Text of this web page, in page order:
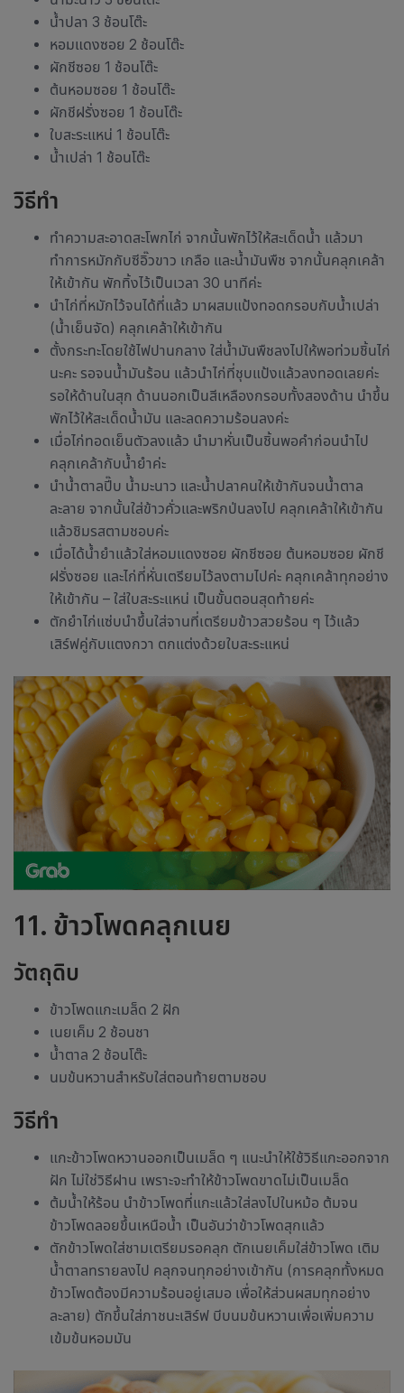
น้ำปลา 3 ช้อนโต๊ะ
หอมแดงซอย 2 ช้อนโต๊ะ
ผักชีซอย 1 ช้อนโต๊ะ
ต้นหอมซอย 1 ช้อนโต๊ะ
ผักชีฝรั่งซอย 1 ช้อนโต๊ะ
ใบสะระแหน่ 1 ช้อนโต๊ะ
น้ำเปล่า 1 ช้อนโต๊ะ
วิธีทำ
ทำความสะอาดสะโพกไก่ จากนั้นพักไว้ให้สะเด็ดน้ำ แล้วมา
ทำการหมักกับซีอิ๊วขาว เกลือ และน้ำมันพืช จากนั้นคลุกเคล้า
ให้เข้ากัน พักทิ้งไว้เป็นเวลา 30 นาทีค่ะ
นำไก่ที่หมักไว้จนได้ที่แล้ว มาผสมแป้งทอดกรอบกับน้ำเปล่า
(น้ำเย็นจัด) คลุกเคล้าให้เข้ากัน
ตั้งกระทะโดยใช้ไฟปานกลาง ใส่น้ำมันพืชลงไปให้พอท่วมชิ้นไก่
นะคะ รอจนน้ำมันร้อน แล้วนำไก่ที่ชุบแป้งแล้วลงทอดเลยค่ะ
รอให้ด้านในสุก ด้านนอกเป็นสีเหลืองกรอบทั้งสองด้าน นำขึ้น
พักไว้ให้สะเด็ดน้ำมัน และลดความร้อนลงค่ะ
เมื่อไก่ทอดเย็นตัวลงแล้ว นำมาหั่นเป็นชิ้นพอคำก่อนนำไป
คลุกเคล้ากับน้ำยำค่ะ
นำน้ำตาลปี๊บ น้ำมะนาว และน้ำปลาคนให้เข้ากันจนน้ำตาล
ละลาย จากนั้นใส่ข้าวคั่วและพริกป่นลงไป คลุกเคล้าให้เข้ากัน
แล้วชิมรสตามชอบค่ะ
เมื่อได้น้ำยำแล้วใส่หอมแดงซอย ผักชีซอย ต้นหอมซอย ผักชี
ฝรั่งซอย และไก่ที่หั่นเตรียมไว้ลงตามไปค่ะ คลุกเคล้าทุกอย่าง
ให้เข้ากัน – ใส่ใบสะระแหน่ เป็นขั้นตอนสุดท้ายค่ะ
ตักยำไก่แซ่บนำขึ้นใส่จานที่เตรียมข้าวสวยร้อน ๆ ไว้แล้ว
เสิร์ฟคู่กับแตงกวา ตกแต่งด้วยใบสะระแหน่
11. ข้าวโพดคลุกเนย
วัตถุดิบ
ข้าวโพดแกะเมล็ด 2 ฝัก
เนยเค็ม 2 ช้อนชา
น้ำตาล 2 ช้อนโต๊ะ
นมข้นหวานสำหรับใส่ตอนท้ายตามชอบ
วิธีทำ
แกะข้าวโพดหวานออกเป็นเมล็ด ๆ แนะนำให้ใช้วิธีแกะออกจาก
ฝัก ไม่ใช่วิธีฝาน เพราะจะทำให้ข้าวโพดขาดไม่เป็นเมล็ด
ต้มน้ำให้ร้อน นำข้าวโพดที่แกะแล้วใส่ลงไปในหม้อ ต้มจน
ข้าวโพดลอยขึ้นเหนือน้ำ เป็นอันว่าข้าวโพดสุกแล้ว
ตักข้าวโพดใส่ชามเตรียมรอคลุก ตักเนยเค็มใส่ข้าวโพด เติม
น้ำตาลทรายลงไป คลุกจนทุกอย่างเข้ากัน (การคลุกทั้งหมด
ข้าวโพดต้องมีความร้อนอยู่เสมอ เพื่อให้ส่วนผสมทุกอย่าง
ละลาย) ตักขึ้นใส่ภาชนะเสิร์ฟ บีบนมข้นหวานเพื่อเพิ่มความ
เข้มข้นหอมมัน